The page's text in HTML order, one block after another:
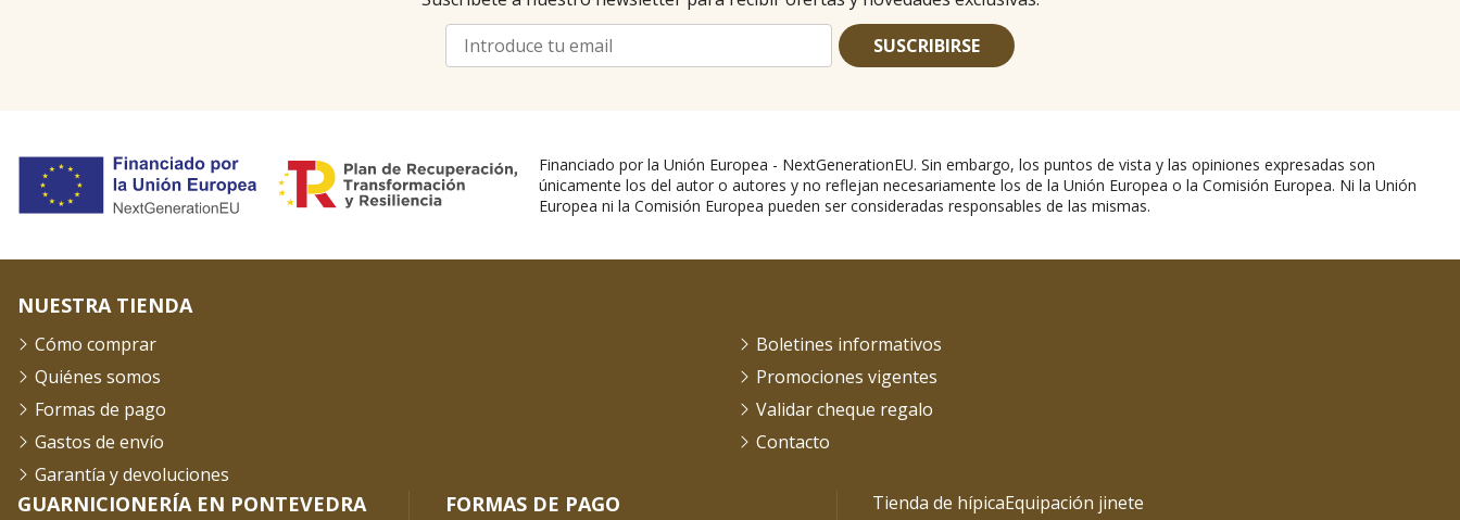
SUSCRIBIRSE
Financiado por la Unión Europea - NextGenerationEU. Sin embargo, los puntos de vista y las opiniones expresadas son
únicamente los del autor o autores y no reflejan necesariamente los de la Unión Europea o la Comisión Europea. Ni la Unión
Europea ni la Comisión Europea pueden ser consideradas responsables de las mismas.
GUARNICIONERÍA EN PONTEVEDRA FORMAS DE PAGO
NUESTRA TIENDA
Cómo comprar
Quiénes somos
Formas de pago
Gastos de envío
Garantía y devoluciones
Boletines informativos
Promociones vigentes
Validar cheque regalo
Contacto
Tienda de hípicaEquipación jinete